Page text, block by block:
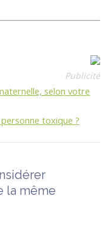
Publicité
selon votre
toxique ?
la même